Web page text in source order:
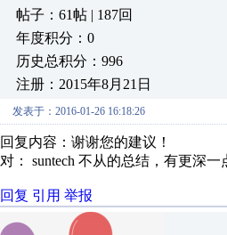
帖子：61帖 | 187回
年度积分：0
历史总积分：996
注册：2015年8月21日
发表于：2016-01-26 16:18:26
回复内容：谢谢您的建议！
对： suntech 不从的总结，有更深一
回复 引用 举报